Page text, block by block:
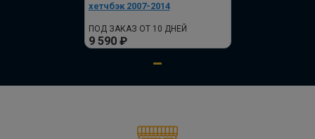
хетчбэк 2007-2014
ПОД ЗАКАЗ ОТ 10 ДНЕЙ
9 590 ₽